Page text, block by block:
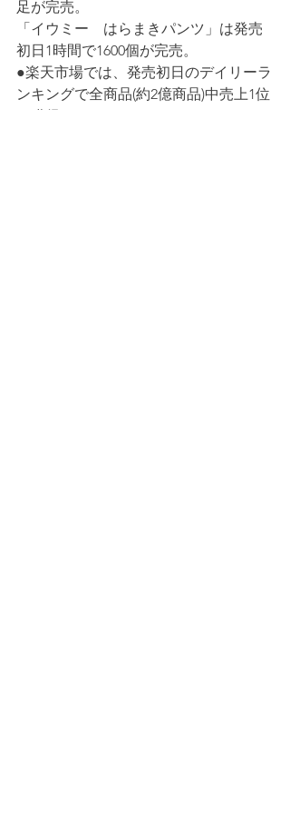
足が完売。
「イウミー　はらまきパンツ」は発売
初日1時間で1600個が完売。
●楽天市場では、発売初日のデイリーラ
ンキングで全商品(約2億商品)中売上1位
を獲得。(イウミー　めぐりソックス)